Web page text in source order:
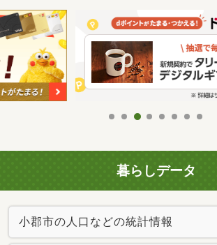
暮らしデータ
小郡市の人口などの統計情報